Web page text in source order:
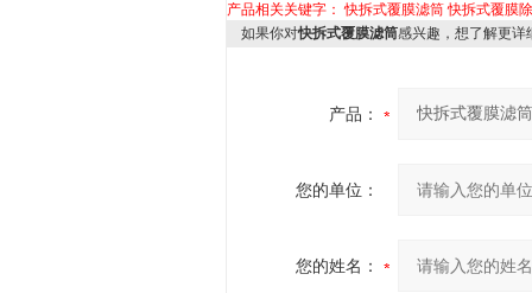
产品相关关键字：快拆式覆膜滤筒 快拆式覆膜
如果你对快拆式覆膜滤筒感兴趣，想了解更详
产品：
您的单位：
您的姓名：